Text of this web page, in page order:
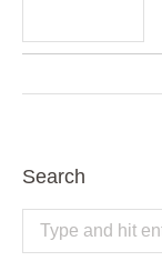
Search
Search: